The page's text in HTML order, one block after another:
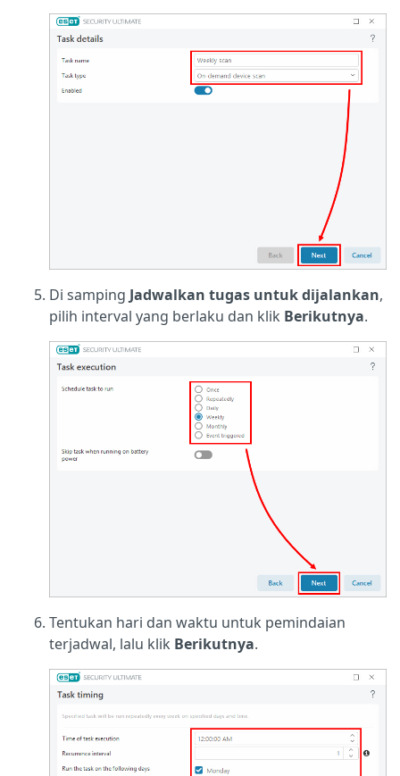
Di samping Jadwalkan tugas untuk dijalankan,
pilih interval yang berlaku dan klik Berikutnya.
Tentukan hari dan waktu untuk pemindaian
terjadwal, lalu klik Berikutnya.